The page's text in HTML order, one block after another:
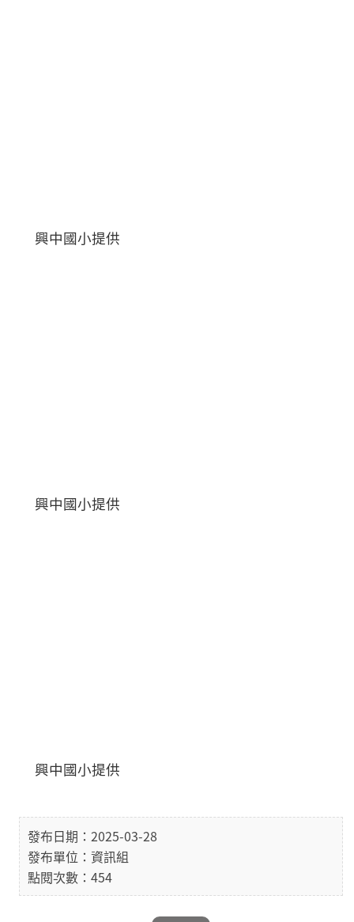
興中國小提供
興中國小提供
興中國小提供
發布日期：2025-03-28
發布單位：資訊組
點閱次數：454